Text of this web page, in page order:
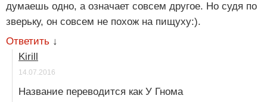
думаешь одно, а означает совсем другое. Но судя по
зверьку, он совсем не похож на пищуху:).
Ответить ↓
Kirill
14.07.2016
Название переводится как У Гнома